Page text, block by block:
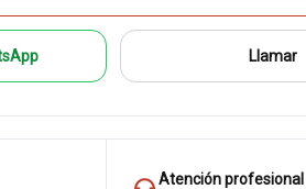
Llamar
Atención profesional